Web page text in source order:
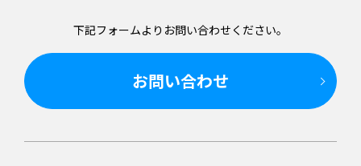
下記フォームより お問い合わせください。
お問い合わせ